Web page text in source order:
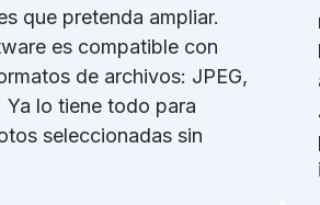
que pretenda ampliar.
es compatible con
de archivos: JPEG,
Ya lo tiene todo para
seleccionadas sin